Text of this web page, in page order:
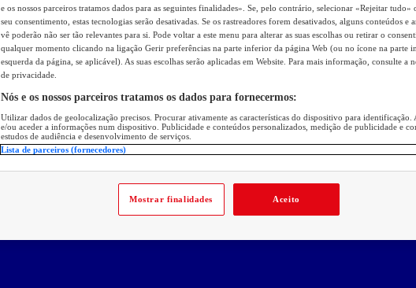
e os nossos parceiros tratamos dados para as seguintes finalidades». Se, pelo contrário, selecionar «Rejeitar tudo»
seu consentimento, estas tecnologias serão desativadas. Se os rastreadores forem desativados, alguns conteúdos e
vê poderão não ser tão relevantes para si. Pode voltar a este menu para alterar as suas escolhas ou retirar o
qualquer momento clicando na ligação Gerir preferências na parte inferior da página Web (ou no ícone na parte
esquerda da página, se aplicável). As suas escolhas serão aplicadas em Website. Para mais informação, consulte a
de privacidade.
Nós e os nossos parceiros tratamos os dados para fornecermos:
Utilizar dados de geolocalização precisos. Procurar ativamente as características do dispositivo para identificação.
e/ou aceder a informações num dispositivo. Publicidade e conteúdos personalizados, medição de publicidade e
estudos de audiência e desenvolvimento de serviços.
Lista de parceiros (fornecedores)
Mostrar finalidades Aceito